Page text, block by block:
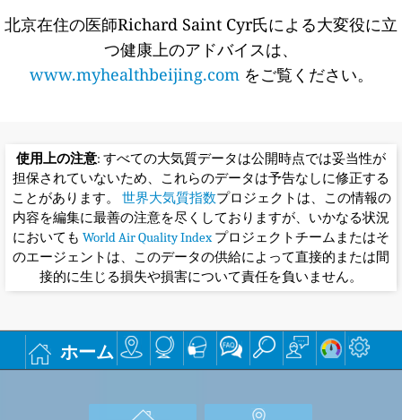
北京在住の医師Richard Saint Cyr氏による大変役に立
つ健康上のアドバイスは、
www.myhealthbeijing.com をご覧ください。
使用上の注意: すべての大気質データは公開時点では妥当性が
担保されていないため、これらのデータは予告なしに修正する
ことがあります。 世界大気質指数プロジェクトは、この情報の
内容を編集に最善の注意を尽くしておりますが、いかなる状況
においても World Air Quality Indexプロジェクトチームまたはそ
のエージェントは、このデータの供給によって直接的または間
接的に生じる損失や損害について責任を負いません。
ホーム